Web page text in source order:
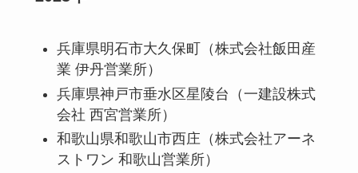
兵庫県明石市大久保町（株式会社飯田産
業 伊丹営業所）
兵庫県神戸市垂水区星陵台（一建設株式
会社 西宮営業所）
和歌山県和歌山市西庄（株式会社アーネ
ストワン 和歌山営業所）